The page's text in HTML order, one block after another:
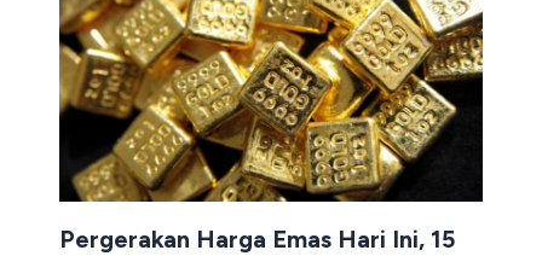
Pergerakan Harga Emas Hari Ini, 15